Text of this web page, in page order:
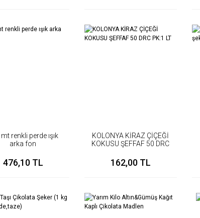
renkli perde ışık
arka fon
476,10 TL
KOLONYA KİRAZ ÇİÇEĞİ
KOKUSU ŞEFFAF 50 DRC
162,00 TL